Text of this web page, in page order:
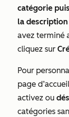
catégorie puis
la
avez terminé
cliquez sur
Pour
page
activez ou
catégories